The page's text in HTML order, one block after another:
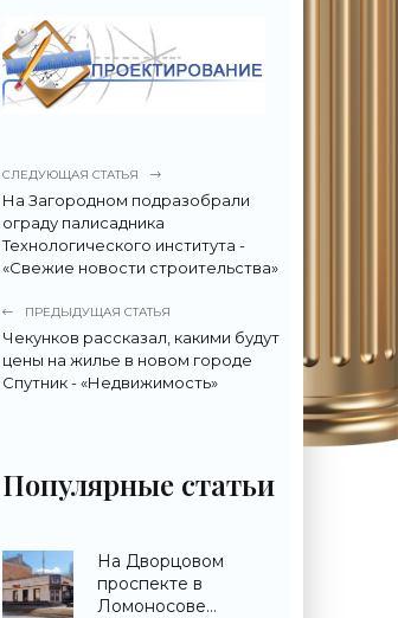
СЛЕДУЮЩАЯ СТАТЬЯ
На Загородном подразобрали
ограду палисадника
Технологического института -
«Свежие новости строительства»
ПРЕДЫДУЩАЯ СТАТЬЯ
Чекунков рассказал, какими будут
цены на жилье в новом городе
Спутник - «Недвижимость»
Популярные статьи
На Дворцовом
проспекте в
Ломоносове